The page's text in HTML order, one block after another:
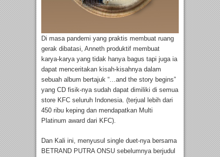
Di masa pandemi yang praktis membuat ruang
gerak dibatasi, Anneth produktif membuat
karya-karya yang tidak hanya bagus tapi juga ia
dapat menceritakan kisah-kisahnya dalam
sebuah album bertajuk “…and the story begins”
yang CD fisik-nya sudah dapat dimiliki di semua
store KFC seluruh Indonesia. (terjual lebih dari
450 ribu keping dan mendapatkan Multi
Platinum award dari KFC).
Dan Kali ini, menyusul single duet-nya bersama
BETRAND PUTRA ONSU sebelumnya berjudul